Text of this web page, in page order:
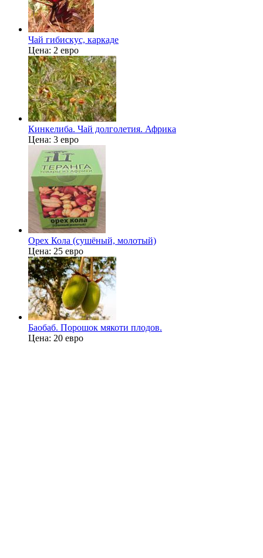
Чай гибискус, каркаде
Цена: 2 евро
Кинкелиба. Чай долголетия. Африка
Цена: 3 евро
Орех Кола (сушёный, молотый)
Цена: 25 евро
Баобаб. Порошок мякоти плодов.
Цена: 20 евро